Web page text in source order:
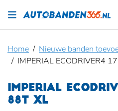
Home
Nieuwe banden
IMPERIAL ECODRIVER4
IMPERIAL
88T XL